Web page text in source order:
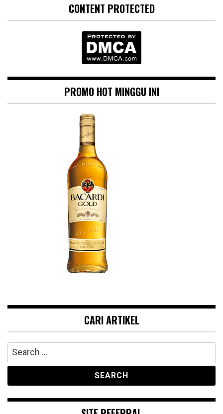
CONTENT PROTECTED
PROMO HOT MINGGU INI
CARI ARTIKEL
Search
for: